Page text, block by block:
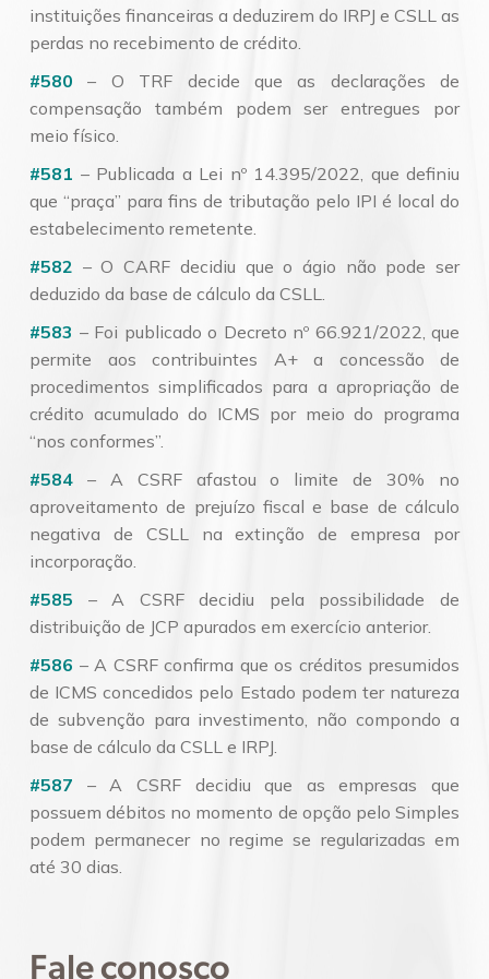
instituições financeiras a deduzirem do IRPJ e CSLL as
perdas no recebimento de crédito.
#580 – O TRF decide que as declarações de
compensação também podem ser entregues por
meio físico.
#581 – Publicada a Lei nº 14.395/2022, que definiu
que “praça” para fins de tributação pelo IPI é local do
estabelecimento remetente.
#582 – O CARF decidiu que o ágio não pode ser
deduzido da base de cálculo da CSLL.
#583 – Foi publicado o Decreto nº 66.921/2022, que
permite aos contribuintes A+ a concessão de
procedimentos simplificados para a apropriação de
crédito acumulado do ICMS por meio do programa
“nos conformes”.
#584 – A CSRF afastou o limite de 30% no
aproveitamento de prejuízo fiscal e base de cálculo
negativa de CSLL na extinção de empresa por
incorporação.
#585 – A CSRF decidiu pela possibilidade de
distribuição de JCP apurados em exercício anterior.
#586 – A CSRF confirma que os créditos presumidos
de ICMS concedidos pelo Estado podem ter natureza
de subvenção para investimento, não compondo a
base de cálculo da CSLL e IRPJ.
#587 – A CSRF decidiu que as empresas que
possuem débitos no momento de opção pelo Simples
podem permanecer no regime se regularizadas em
até 30 dias.
Fale conosco